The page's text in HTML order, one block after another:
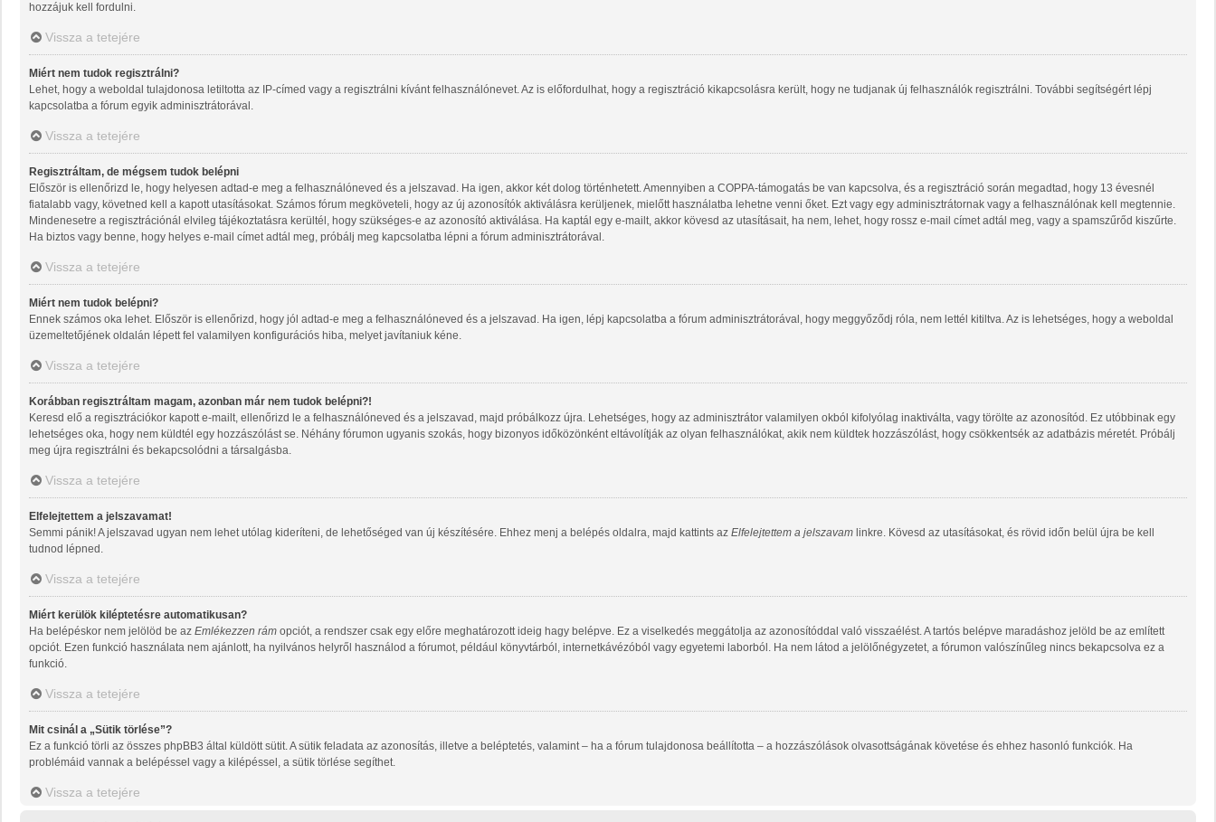
hozzájuk kell fordulni.
Vissza a tetejére
Miért nem tudok regisztrálni?
Lehet, hogy a weboldal tulajdonosa letiltotta az IP-címed vagy a regisztrálni kívánt felhasználónevet. Az is előfordulhat, hogy a regisztráció kikapcsolásra került, hogy ne tudjanak új felhasználók regisztrálni. További segítségért lépj
kapcsolatba a fórum egyik adminisztrátorával.
Vissza a tetejére
Regisztráltam, de mégsem tudok belépni
Először is ellenőrizd le, hogy helyesen adtad-e meg a felhasználóneved és a jelszavad. Ha igen, akkor két dolog történhetett. Amennyiben a COPPA-támogatás be van kapcsolva, és a regisztráció során megadtad, hogy 13 évesnél
fiatalabb vagy, követned kell a kapott utasításokat. Számos fórum megköveteli, hogy az új azonosítók aktiválásra kerüljenek, mielőtt használatba lehetne venni őket. Ezt vagy egy adminisztrátornak vagy a felhasználónak kell megtennie.
Mindenesetre a regisztrációnál elvileg tájékoztatásra kerültél, hogy szükséges-e az azonosító aktiválása. Ha kaptál egy e-mailt, akkor kövesd az utasításait, ha nem, lehet, hogy rossz e-mail címet adtál meg, vagy a spamszűrőd kiszűrte.
Ha biztos vagy benne, hogy helyes e-mail címet adtál meg, próbálj meg kapcsolatba lépni a fórum adminisztrátorával.
Vissza a tetejére
Miért nem tudok belépni?
Ennek számos oka lehet. Először is ellenőrizd, hogy jól adtad-e meg a felhasználóneved és a jelszavad. Ha igen, lépj kapcsolatba a fórum adminisztrátorával, hogy meggyőződj róla, nem lettél kitiltva. Az is lehetséges, hogy a weboldal
üzemeltetőjének oldalán lépett fel valamilyen konfigurációs hiba, melyet javítaniuk kéne.
Vissza a tetejére
Korábban regisztráltam magam, azonban már nem tudok belépni?!
Keresd elő a regisztrációkor kapott e-mailt, ellenőrizd le a felhasználóneved és a jelszavad, majd próbálkozz újra. Lehetséges, hogy az adminisztrátor valamilyen okból kifolyólag inaktiválta, vagy törölte az azonosítód. Ez utóbbinak egy
lehetséges oka, hogy nem küldtél egy hozzászólást se. Néhány fórumon ugyanis szokás, hogy bizonyos időközönként eltávolítják az olyan felhasználókat, akik nem küldtek hozzászólást, hogy csökkentsék az adatbázis méretét. Próbálj
meg újra regisztrálni és bekapcsolódni a társalgásba.
Vissza a tetejére
Elfelejtettem a jelszavamat!
Semmi pánik! A jelszavad ugyan nem lehet utólag kideríteni, de lehetőséged van új készítésére. Ehhez menj a belépés oldalra, majd kattints az Elfelejtettem a jelszavam linkre. Kövesd az utasításokat, és rövid időn belül újra be kell
tudnod lépned.
Vissza a tetejére
Miért kerülök kiléptetésre automatikusan?
Ha belépéskor nem jelölöd be az Emlékezzen rám opciót, a rendszer csak egy előre meghatározott ideig hagy belépve. Ez a viselkedés meggátolja az azonosítóddal való visszaélést. A tartós belépve maradáshoz jelöld be az említett
opciót. Ezen funkció használata nem ajánlott, ha nyilvános helyről használod a fórumot, például könyvtárból, internetkávézóból vagy egyetemi laborból. Ha nem látod a jelölőnégyzetet, a fórumon valószínűleg nincs bekapcsolva ez a
funkció.
Vissza a tetejére
Mit csinál a „Sütik törlése”?
Ez a funkció törli az összes phpBB3 által küldött sütit. A sütik feladata az azonosítás, illetve a beléptetés, valamint – ha a fórum tulajdonosa beállította – a hozzászólások olvasottságának követése és ehhez hasonló funkciók. Ha
problémáid vannak a belépéssel vagy a kilépéssel, a sütik törlése segíthet.
Vissza a tetejére